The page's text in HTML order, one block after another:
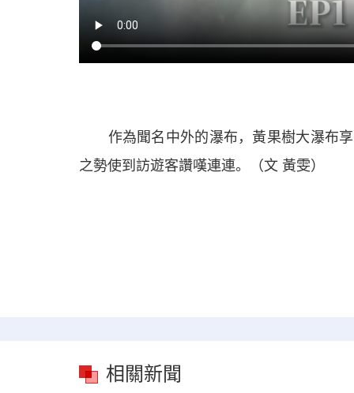
作為聞名中外的瀑布，黃果樹大瀑布享
之勢使到訪遊客讚嘆連連。（文 黃雯）
相關新聞